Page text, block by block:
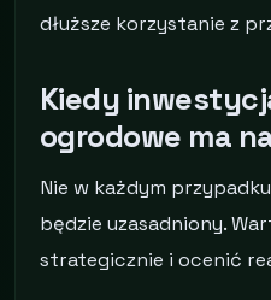
dłuższe korzystanie z
Kiedy
ogrodowe ma
Nie w każdym
będzie uzasadniony.
strategicznie i ocenić